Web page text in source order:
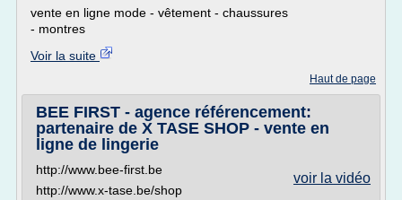
vente en ligne mode - vêtement - chaussures
- montres
Voir la suite
Haut de page
BEE FIRST - agence référencement:
partenaire de X TASE SHOP - vente en
ligne de lingerie
voir la vidéo
http://www.bee-first.be
http://www.x-tase.be/shop